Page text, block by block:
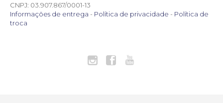
CNPJ: 03.907.867/0001-13
Informações de entrega - Política de privacidade - Política de
troca